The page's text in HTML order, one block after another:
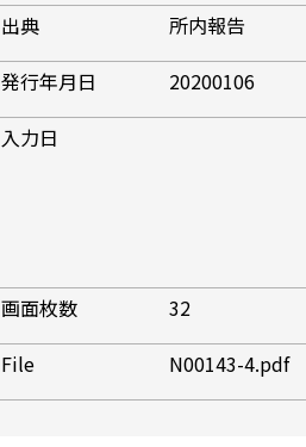
出典
所内報告
発行年月日
20200106
入力日
画面枚数
32
File N00143-4.pdf